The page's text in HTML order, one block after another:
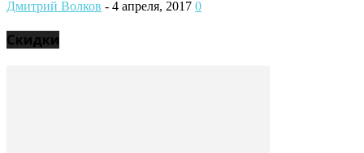
Дмитрий Волков - 4 апреля, 2017 0
Скидки